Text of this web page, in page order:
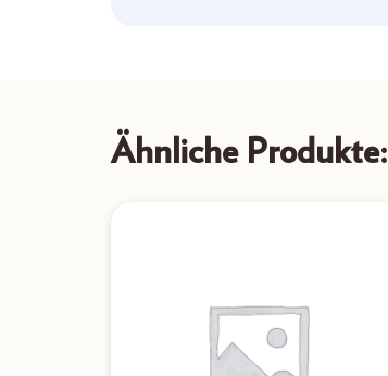
Ähnliche Produkte: